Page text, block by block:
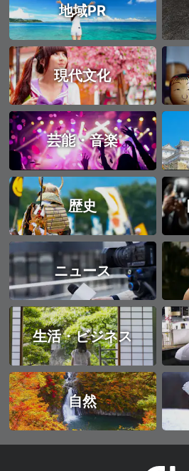
地域PR
現代文化
芸能・音楽
歴史
ニュース
生活・ビジネス
自然